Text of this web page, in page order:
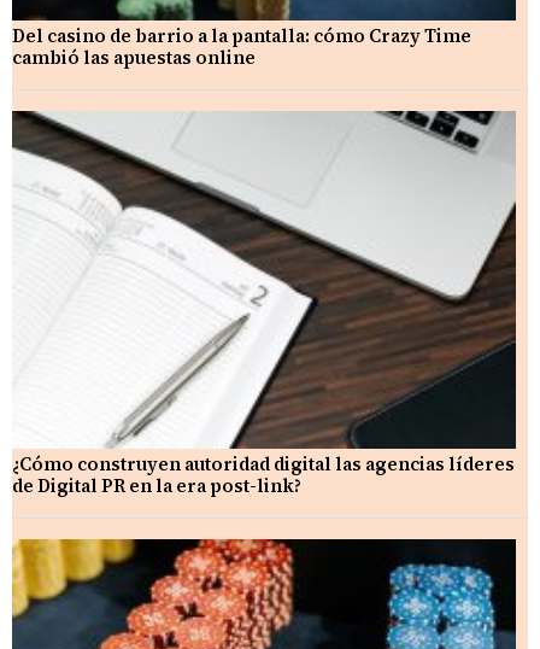
Del casino de barrio a la pantalla: cómo Crazy Time
cambió las apuestas online
¿Cómo construyen autoridad digital las agencias líderes
de Digital PR en la era post-link?